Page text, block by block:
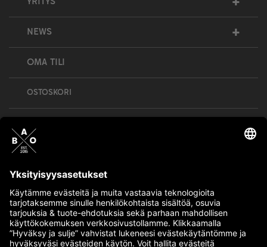
NEWS +
OMA TILI
OSTOSKORI
Bull’s All Out is social – follow us and show
your passion!
BULLMENTULA.FI